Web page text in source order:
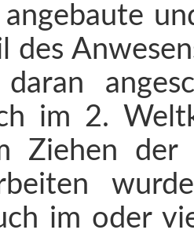
angebaute
des
im 2.
Ziehen
im oder